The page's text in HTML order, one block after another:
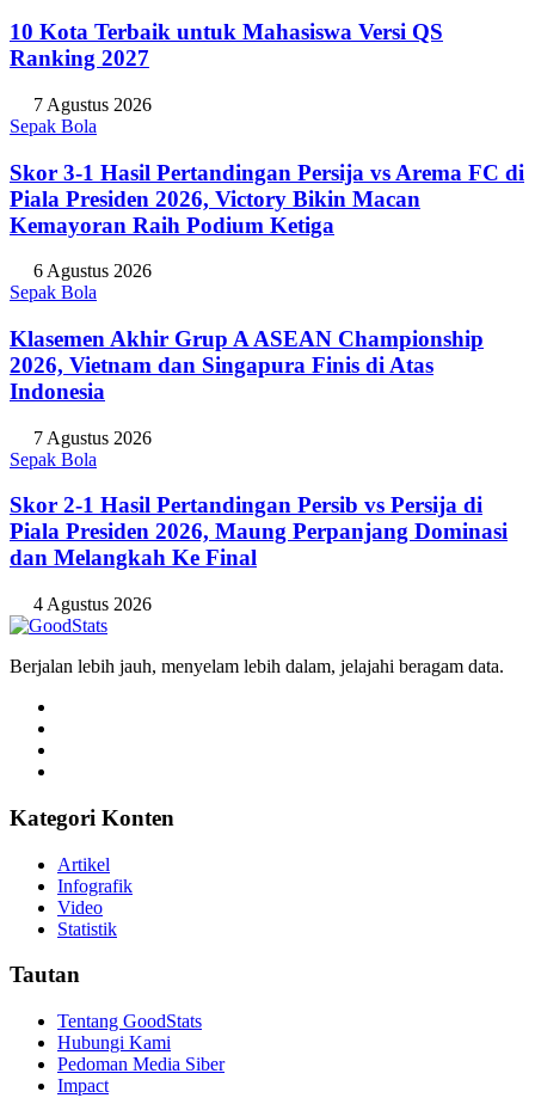
10 Kota Terbaik untuk Mahasiswa Versi QS
Ranking 2027
7 Agustus 2026
Sepak Bola
Skor 3-1 Hasil Pertandingan Persija vs Arema FC di
Piala Presiden 2026, Victory Bikin Macan
Kemayoran Raih Podium Ketiga
6 Agustus 2026
Sepak Bola
Klasemen Akhir Grup A ASEAN Championship
2026, Vietnam dan Singapura Finis di Atas
Indonesia
7 Agustus 2026
Sepak Bola
Skor 2-1 Hasil Pertandingan Persib vs Persija di
Piala Presiden 2026, Maung Perpanjang Dominasi
dan Melangkah Ke Final
4 Agustus 2026
Berjalan lebih jauh, menyelam lebih dalam, jelajahi beragam data.
Kategori Konten
Artikel
Infografik
Video
Statistik
Tautan
Tentang GoodStats
Hubungi Kami
Pedoman Media Siber
Impact